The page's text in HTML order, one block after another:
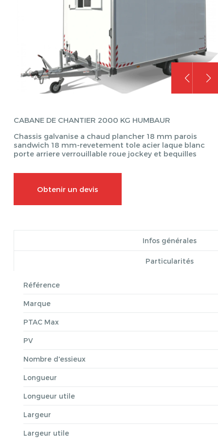
CABANE DE CHANTIER 2000 KG HUMBAUR
Chassis galvanise a chaud plancher 18 mm parois
sandwich 18 mm-revetement tole acier laque blanc
porte arriere verrouillable roue jockey et bequilles
Obtenir un devis
Infos générales
Particularités
Référence
Marque
PTAC Max
PV
Nombre d'essieux
Longueur
Longueur utile
Largeur
Largeur utile